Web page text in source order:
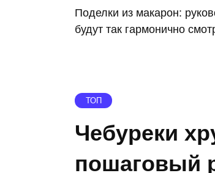
Поделки из макарон:
будут так гармонично
ТОП
Чебуреки
пошаговый